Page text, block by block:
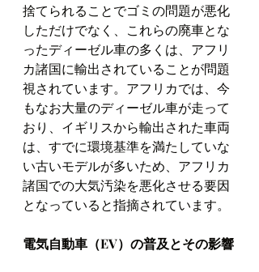
捨てられることでゴミの問題が悪化
しただけでなく、これらの廃車とな
ったディーゼル車の多くは、アフリ
カ諸国に輸出されていることが問題
視されています。アフリカでは、今
もなお大量のディーゼル車が走って
おり、イギリスから輸出された車両
は、すでに環境基準を満たしていな
い古いモデルが多いため、アフリカ
諸国での大気汚染を悪化させる要因
となっていると指摘されています。
電気自動車（EV）の普及とその影響